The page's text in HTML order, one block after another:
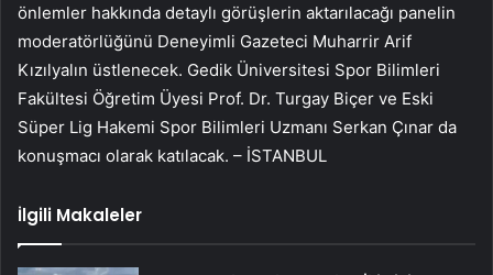
önlemler hakkında detaylı görüşlerin aktarılacağı panelin
moderatörlüğünü Deneyimli Gazeteci Muharrir Arif
Kızılyalın üstlenecek. Gedik Üniversitesi Spor Bilimleri
Fakültesi Öğretim Üyesi Prof. Dr. Turgay Biçer ve Eski
Süper Lig Hakemi Spor Bilimleri Uzmanı Serkan Çınar da
konuşmacı olarak katılacak. – İSTANBUL
İlgili Makaleler